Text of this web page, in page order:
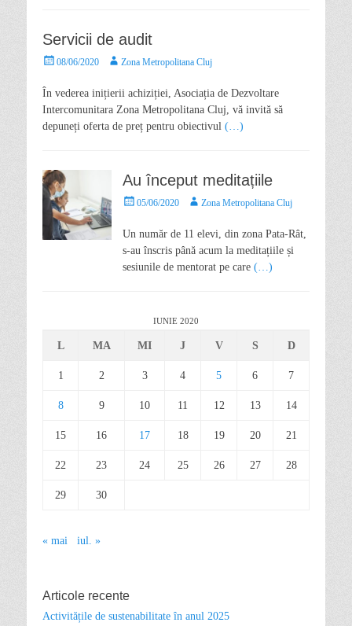
Servicii de audit
08/06/2020 Zona Metropolitana Cluj
În vederea inițierii achiziției, Asociația de Dezvoltare
Intercomunitara Zona Metropolitana Cluj, vă invită să
depuneți oferta de preț pentru obiectivul (…)
Au început meditațiile
05/06/2020 Zona Metropolitana Cluj
Un număr de 11 elevi, din zona Pata-Rât,
s-au înscris până acum la meditațiile și
sesiunile de mentorat pe care (…)
IUNIE 2020
L MA MI J V S D
1 2 3 4 5 6 7
8 9 10 11 12 13 14
15 16 17 18 19 20 21
22 23 24 25 26 27 28
29 30
« mai iul. »
Articole recente
Activitățile de sustenabilitate în anul 2025